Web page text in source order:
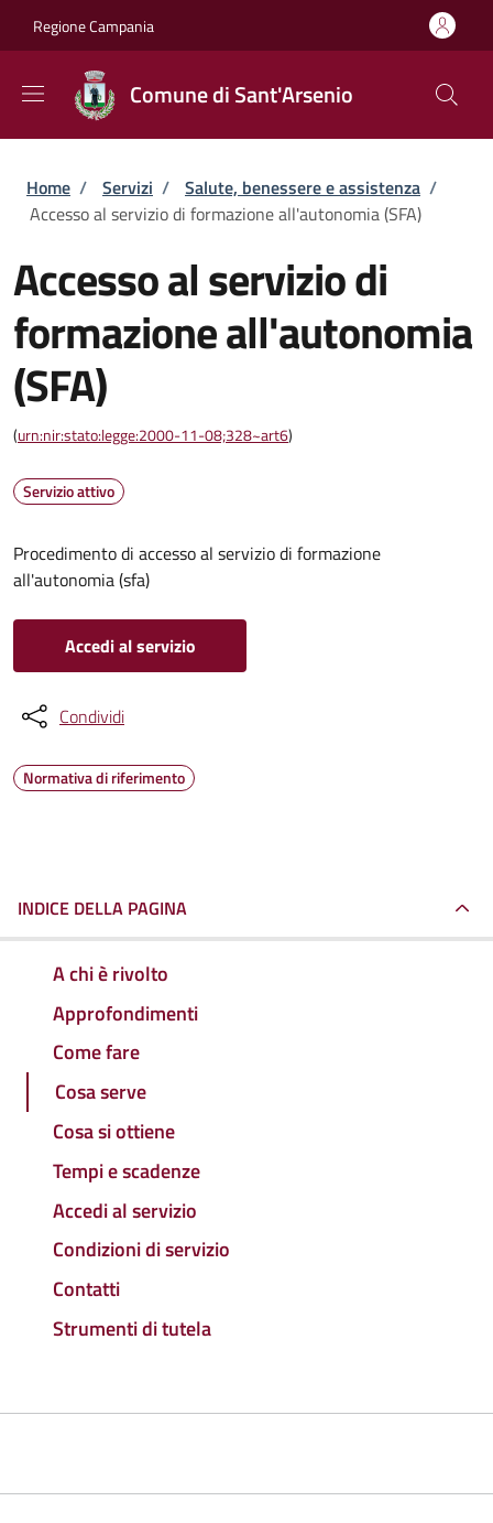
Regione Campania
Comune di Sant'Arsenio
Briciole di pane
Home / Servizi / Salute, benessere e assistenza /
Accesso al servizio di formazione all'autonomia (SFA)
Accesso al servizio di
formazione all'autonomia
(SFA)
(urn:nir:stato:legge:2000-11-08;328~art6)
Servizio attivo
Procedimento di accesso al servizio di formazione
all'autonomia (sfa)
Accedi al servizio
Condividi
Normativa di riferimento
INDICE DELLA PAGINA
A chi è rivolto
Approfondimenti
Come fare
Cosa serve
Cosa si ottiene
Tempi e scadenze
Accedi al servizio
Condizioni di servizio
Contatti
Strumenti di tutela